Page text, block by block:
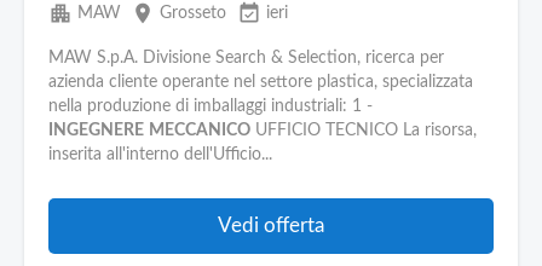
apartment MAW place Grosseto event_available ieri
MAW S.p.A. Divisione Search & Selection, ricerca per
azienda cliente operante nel settore plastica, specializzata
nella produzione di imballaggi industriali: 1 -
INGEGNERE MECCANICO UFFICIO TECNICO La risorsa,
inserita all'interno dell'Ufficio...
Vedi offerta